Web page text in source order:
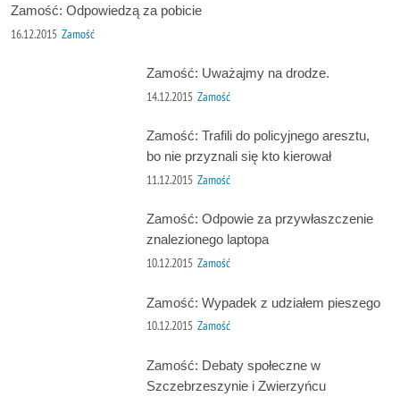
Zamość: Odpowiedzą za pobicie
16.12.2015 Zamość
Zamość: Uważajmy na drodze.
14.12.2015 Zamość
Zamość: Trafili do policyjnego aresztu,
bo nie przyznali się kto kierował
11.12.2015 Zamość
Zamość: Odpowie za przywłaszczenie
znalezionego laptopa
10.12.2015 Zamość
Zamość: Wypadek z udziałem pieszego
10.12.2015 Zamość
Zamość: Debaty społeczne w
Szczebrzeszynie i Zwierzyńcu